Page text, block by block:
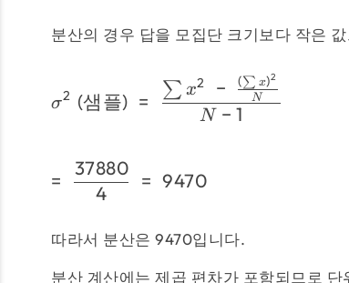
분산의 경우 답을 모집단 크기보다 작은
σ2 (샘플) =
N − 1
∑ x2 − N
(∑ x)2
=
4
37880
= 9470
따라서 분산은 9470입니다.
분산 계산에는 제곱 편차가 포함되므로